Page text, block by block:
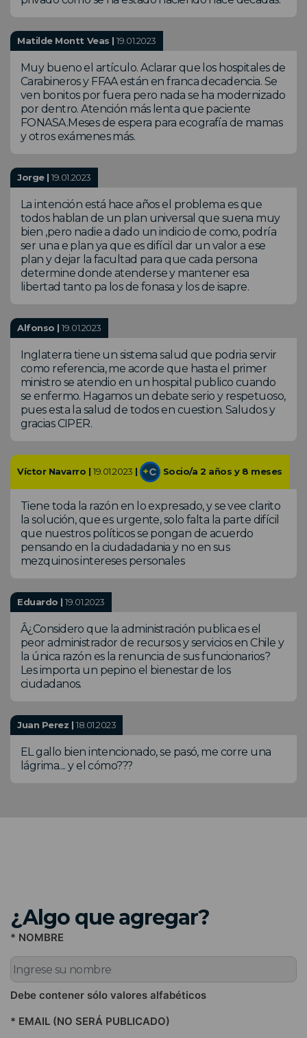
Matilde Montt Veas |19.01.2023
Muy bueno el artículo. Aclarar que los hospitales de
Carabineros y FFAA están en franca decadencia. Se
ven bonitos por fuera pero nada se ha modernizado
por dentro. Atención más lenta que paciente
FONASA.Meses de espera para ecografía de mamas
y otros exámenes más.
Jorge |19.01.2023
La intención está hace años el problema es que
todos hablan de un plan universal que suena muy
bien ,pero nadie a dado un indicio de como, podría
ser una e plan ya que es difícil dar un valor a ese
plan y dejar la facultad para que cada persona
determine donde atenderse y mantener esa
libertad tanto pa los de fonasa y los de isapre.
Alfonso |19.01.2023
Inglaterra tiene un sistema salud que podria servir
como referencia, me acorde que hasta el primer
ministro se atendio en un hospital publico cuando
se enfermo. Hagamos un debate serio y respetuoso,
pues esta la salud de todos en cuestion. Saludos y
gracias CIPER.
Víctor Navarro |19.01.2023 | Socio/a 2 años y 8 meses
Tiene toda la razón en lo expresado, y se vee clarito
la solución, que es urgente, solo falta la parte difícil
que nuestros políticos se pongan de acuerdo
pensando en la ciudadadania y no en sus
mezquinos intereses personales
Eduardo |19.01.2023
Â¿Considero que la administración publica es el
peor administrador de recursos y servicios en Chile y
la única razón es la renuncia de sus funcionarios?
Les importa un pepino el bienestar de los
ciudadanos.
Juan Perez |18.01.2023
EL gallo bien intencionado, se pasó, me corre una
lágrima.... y el cómo???
¿Algo que agregar?
* NOMBRE
Debe contener sólo valores alfabéticos
* EMAIL (NO SERÁ PUBLICADO)